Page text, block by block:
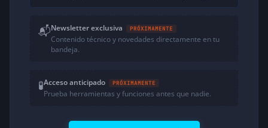
📬Newsletter exclusiva PRÓXIMAMENTE
Contenido técnico y novedades directamente en tu
bandeja.
🧪Acceso anticipado PRÓXIMAMENTE
Prueba herramientas y funciones antes que nadie.